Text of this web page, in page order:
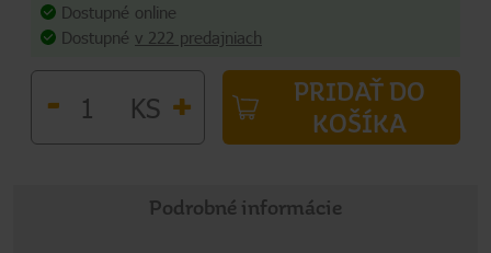
Dostupné online
Dostupné v 222 predajniach
- KS +
PRIDAŤ DO
KOŠÍKA
Podrobné informácie